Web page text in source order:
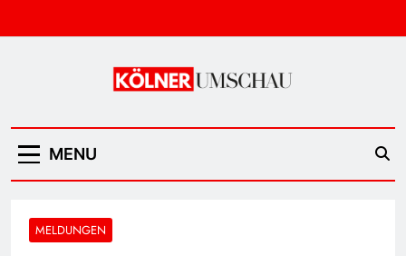
to
Kölner Umschau
MENU
MELDUNGEN